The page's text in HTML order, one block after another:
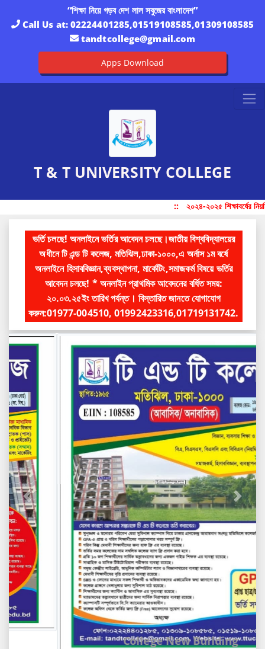
“শিক্ষা নিয়ে গড়ব দেশ লাল সবুজের বাংলাদেশ”
Call Us at: 02224401285,01519108585,01309108585
tandtcollege@gmail.com
Apps Download
T & T UNIVERSITY COLLEGE
::২০২৪-২০২৫ শিক্ষাবর্ষের
ভর্তি চলছে! অনলাইনে ভর্তির আবেদন চলছে।জাতীয় বিশ্ববিদ্যালয়ের
অধীনে টি এন্ড টি কলেজ, মতিঝিল,ঢাকা-১০০০,এ অর্নাস ১ম বর্ষে
অনলাইনে হিসাববিজ্ঞান,ব্যবস্থাপনা, মার্কেটিং,সমাজকর্ম বিষয়ে ভর্তির
আবেদন চলছে! * অনলাইন প্রাথমিক আবেদনের বর্ধিত সময়:
২০.০৩.২৫ইং তারিখ পর্যন্ত। বিস্তারিত জানতে যোগাযোগ
করুন:01977-004510, 01992423316,01719131742.
College New Building
Previous Next